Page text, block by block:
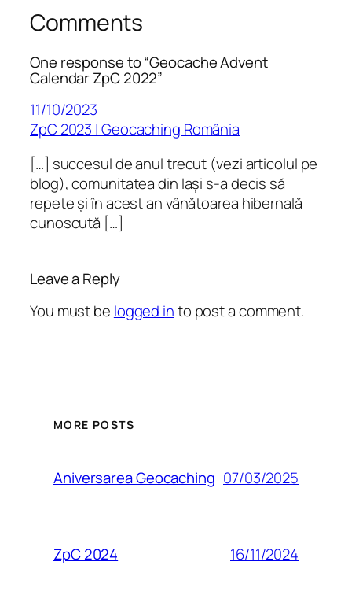
Comments
One response to “Geocache Advent
Calendar ZpC 2022”
11/10/2023
ZpC 2023 | Geocaching România
[…] succesul de anul trecut (vezi articolul pe
blog), comunitatea din Iași s-a decis să
repete și în acest an vânătoarea hibernală
cunoscută […]
Leave a Reply
You must be logged into post a comment.
MORE POSTS
Aniversarea Geocaching 07/03/2025
ZpC 2024 16/11/2024